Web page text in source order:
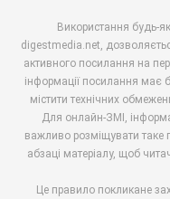
Використання будь-
digestmedia.net,
активного посилання на
інформації посилання має
містити технічних
Для онлайн-ЗМІ,
важливо розміщувати таке
абзаці матеріалу, щоб
Це правило покликане